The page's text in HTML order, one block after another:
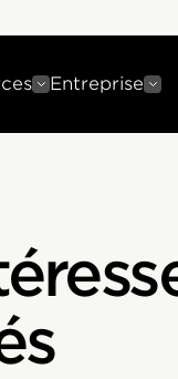
Entreprise